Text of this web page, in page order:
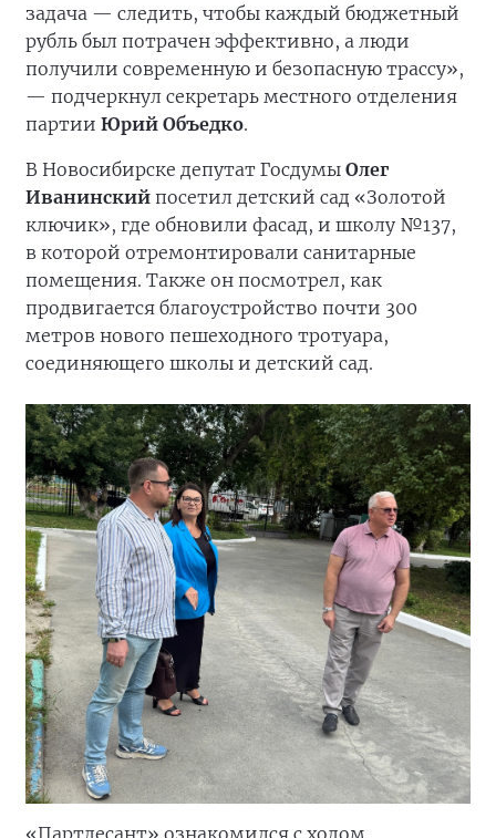
задача — следить, чтобы каждый бюджетный
рубль был потрачен эффективно, а люди
получили современную и безопасную трассу»,
— подчеркнул секретарь местного отделения
партии Юрий Объедко.
В Новосибирске депутат Госдумы Олег
Иванинский посетил детский сад «Золотой
ключик», где обновили фасад, и школу №137,
в которой отремонтировали санитарные
помещения. Также он посмотрел, как
продвигается благоустройство почти 300
метров нового пешеходного тротуара,
соединяющего школы и детский сад.
«Партдесант» ознакомился с ходом